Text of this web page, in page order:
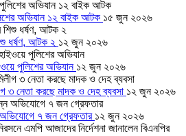
অভিযান ১২ বাইক আটক ১৫ জুন ২০২৬
ধর্ষণ, আটক ২ ১২ জুন ২০২৬
পুলিশের অভিযান ১২ জুন ২০২৬
৩ নেতা করছে মাদক ও দেহ ব্যবসা ১২ জুন ২০২৬
অভিযোগে ৭ জন গ্রেফতার ১২ জুন ২০২৬